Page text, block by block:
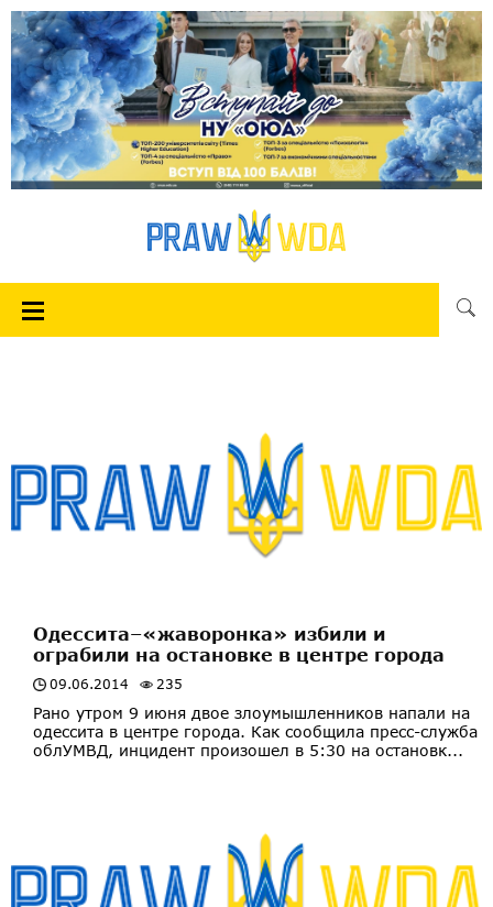
Одессита–«жаворонка» избили и
ограбили на остановке в центре города
09.06.2014 235
Рано утром 9 июня двое злоумышленников напали на
одессита в центре города. Как сообщила пресс-служба
облУМВД, инцидент произошел в 5:30 на остановк...